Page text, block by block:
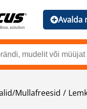
Avalda
mullafreesid